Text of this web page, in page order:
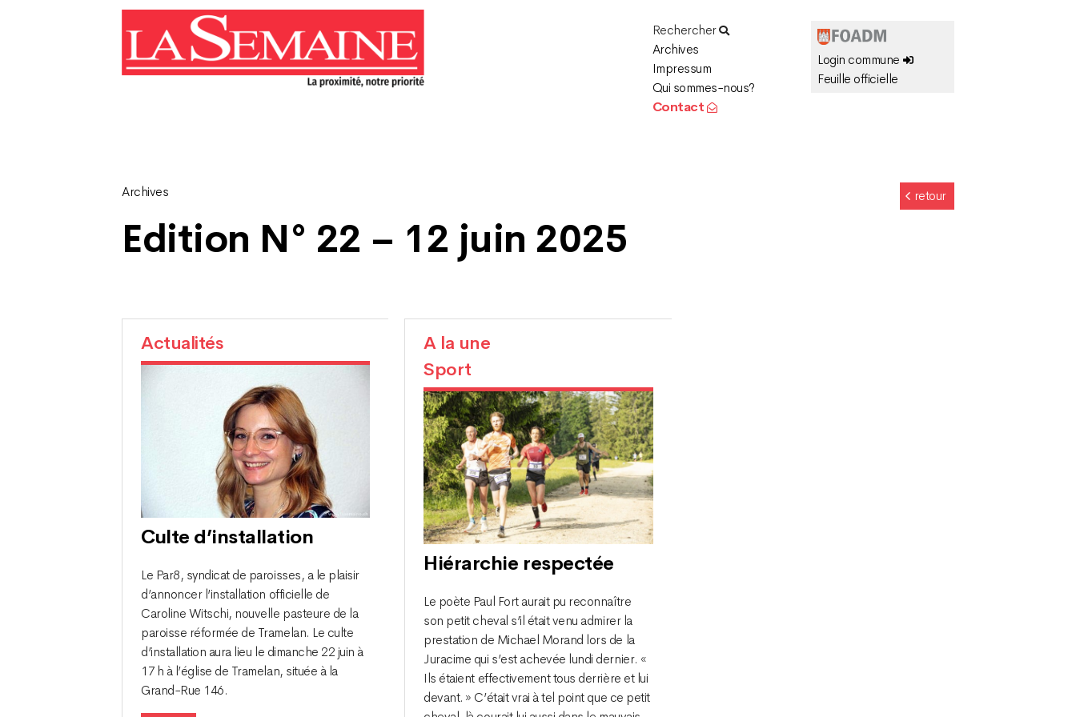
Rechercher
Archives
Impressum
Qui sommes-nous?
Contact
Login commune
Feuille officielle
Archives
Edition N° 22 – 12 juin 2025
retour
Actualités
Culte d’installation
Le Par8, syndicat de paroisses, a le plaisir
d’annoncer l’installation officielle de
Caroline Witschi, nouvelle pasteure de la
paroisse réformée de Tramelan. Le culte
d’installation aura lieu le dimanche 22 juin à
17 h à l’église de Tramelan, située à la
Grand-Rue 146.
A la une
Sport
Hiérarchie respectée
Le poète Paul Fort aurait pu reconnaître
son petit cheval s’il était venu admirer la
prestation de Michael Morand lors de la
Juracime qui s’est achevée lundi dernier. «
Ils étaient effectivement tous derrière et lui
devant. » C’était vrai à tel point que ce petit